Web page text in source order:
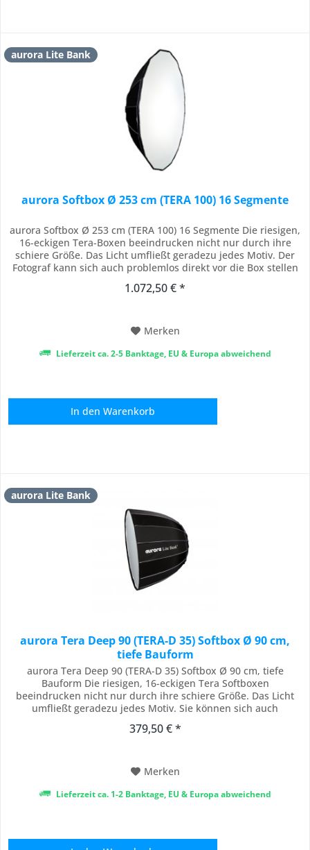
aurora Lite Bank
aurora Softbox Ø 253 cm (TERA 100) 16 Segmente
aurora Softbox Ø 253 cm (TERA 100) 16 Segmente Die riesigen,
16-eckigen Tera-Boxen beeindrucken nicht nur durch ihre
schiere Größe. Das Licht umfließt geradezu jedes Motiv. Der
Fotograf kann sich auch problemlos direkt vor die Box stellen
überzeugen. Der Frontdiffusor ist aus einem einzigen Stück
1.072,50 € *
Merken
Lieferzeit ca. 2-5 Banktage, EU & Europa abweichend
In den Warenkorb
aurora Lite Bank
aurora Tera Deep 90 (TERA-D 35) Softbox Ø 90 cm,
tiefe Bauform
aurora Tera Deep 90 (TERA-D 35) Softbox Ø 90 cm, tiefe
Bauform Die riesigen, 16-eckigen Tera Softboxen
beeindrucken nicht nur durch ihre schiere Größe. Das Licht
umfließt geradezu jedes Motiv. Sie können sich auch
welches Motiv, dieses Licht wird Sie überzeugen. Tera-D
379,50 € *
Merken
Lieferzeit ca. 1-2 Banktage, EU & Europa abweichend